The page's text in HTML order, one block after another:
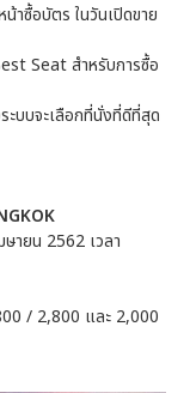
าซื้อบัตร ในวันเปิดขาย
Seat สำหรับการซื้อ
ะบบจะเลือกที่นั่งที่ดีที่สุด
ายน 2562 เวลา
/ 2,800 และ 2,000